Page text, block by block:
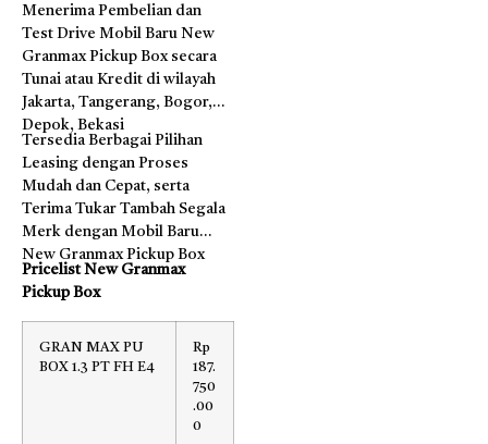
Menerima Pembelian dan
Test Drive Mobil Baru New
Granmax Pickup Box secara
Tunai atau Kredit di wilayah
Jakarta, Tangerang, Bogor,
Depok, Bekasi
Tersedia Berbagai Pilihan
Leasing dengan Proses
Mudah dan Cepat, serta
Terima Tukar Tambah Segala
Merk dengan Mobil Baru
New Granmax Pickup Box
Pricelist New Granmax
Pickup Box
GRAN MAX PU
BOX 1.3 PT FH E4
Rp
187.
750
.00
0